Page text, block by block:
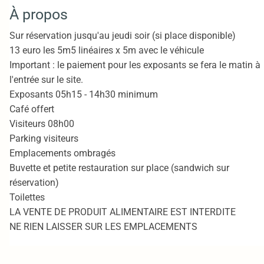
À propos
Sur réservation jusqu'au jeudi soir (si place disponible)
13 euro les 5m5 linéaires x 5m avec le véhicule
Important : le paiement pour les exposants se fera le matin à
l'entrée sur le site.
Exposants 05h15 - 14h30 minimum
Café offert
Visiteurs 08h00
Parking visiteurs
Emplacements ombragés
Buvette et petite restauration sur place (sandwich sur
réservation)
Toilettes
LA VENTE DE PRODUIT ALIMENTAIRE EST INTERDITE
NE RIEN LAISSER SUR LES EMPLACEMENTS